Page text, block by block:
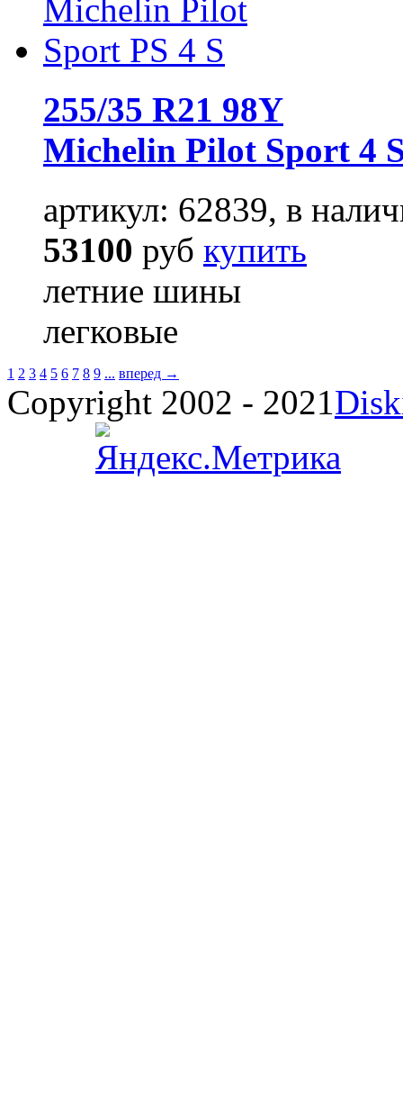
255/35 R21 98Y
Michelin Pilot Sport 4
артикул: 62839, в
53100 руб купить
летние шины
легковые
1 2 3 4 5 6 7 8 9 ... вперед →
Copyright 2002 - 2021